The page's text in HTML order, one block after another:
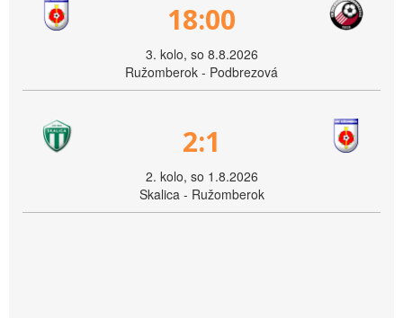
18:00
3. kolo, so 8.8.2026
Ružomberok - Podbrezová
2:1
2. kolo, so 1.8.2026
Skalica - Ružomberok